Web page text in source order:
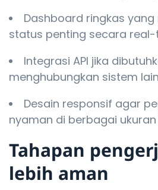
Dashboard ringkas
status penting secara real-
Integrasi API jika
menghubungkan sistem
Desain responsif agar
nyaman di berbagai
Tahapan
lebih aman